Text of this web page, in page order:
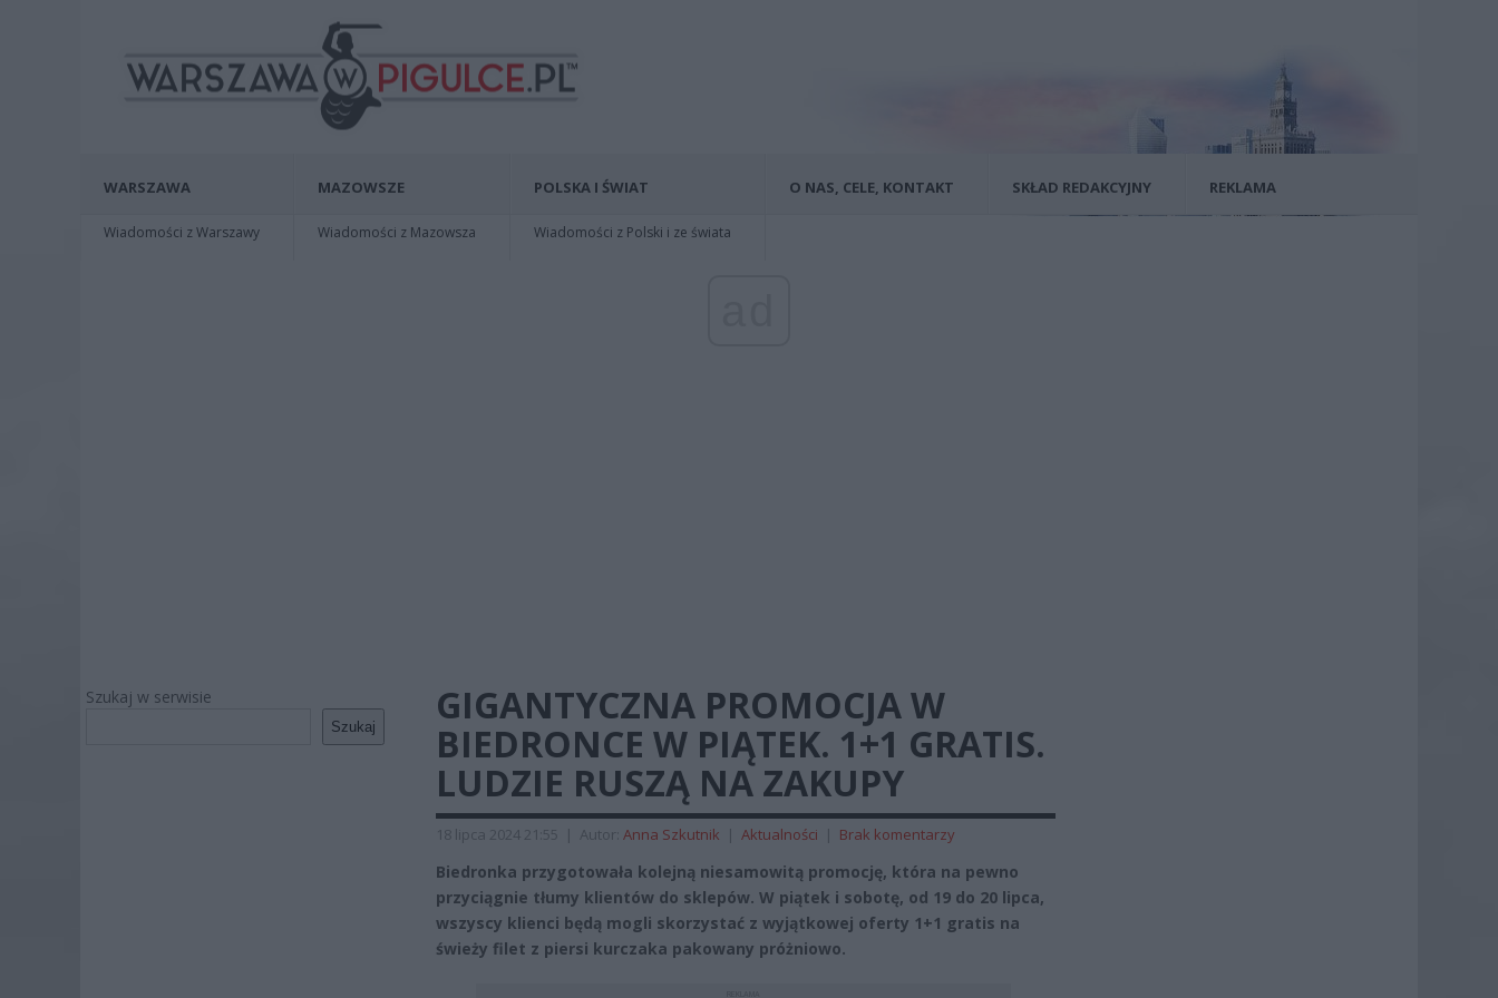
WARSZAWA
Wiadomości z Warszawy
MAZOWSZE
Wiadomości z Mazowsza
POLSKA I ŚWIAT
Wiadomości z Polski i ze świata
O NAS, CELE, KONTAKT SKŁAD REDAKCYJNY REKLAMA
Szukaj w serwisie
Szukaj
GIGANTYCZNA PROMOCJA W
BIEDRONCE W PIĄTEK. 1+1 GRATIS.
LUDZIE RUSZĄ NA ZAKUPY
18 lipca 2024 21:55 | Autor: Anna Szkutnik | Aktualności | Brak komentarzy
Biedronka przygotowała kolejną niesamowitą promocję, która na pewno
przyciągnie tłumy klientów do sklepów. W piątek i sobotę, od 19 do 20 lipca,
wszyscy klienci będą mogli skorzystać z wyjątkowej oferty 1+1 gratis na
świeży filet z piersi kurczaka pakowany próżniowo.